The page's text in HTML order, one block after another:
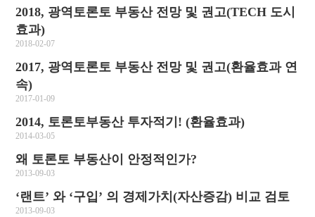
2018, 광역토론토 부동산 전망 및 권고(TECH 도시
효과)
2018-02-07
2017, 광역토론토 부동산 전망 및 권고(환율효과 연
속)
2017-01-09
2014, 토론토부동산 투자적기! (환율효과)
2014-03-05
왜 토론토 부동산이 안정적인가?
2013-09-03
‘랜트’ 와 ‘구입’ 의 경제가치(자산증감) 비교 검토
2013-09-03